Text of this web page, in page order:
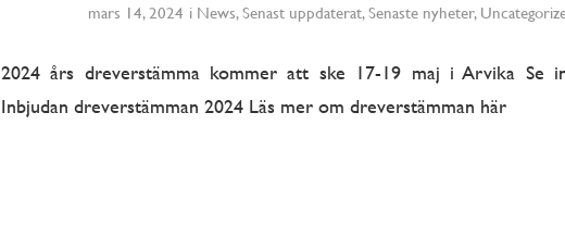
mars 14, 2024 i News, Senast uppdaterat, Senaste nyheter,
2024 års dreverstämma kommer att ske 17-19 maj i Arvika Se
Inbjudan dreverstämman 2024 Läs mer om dreverstämman här